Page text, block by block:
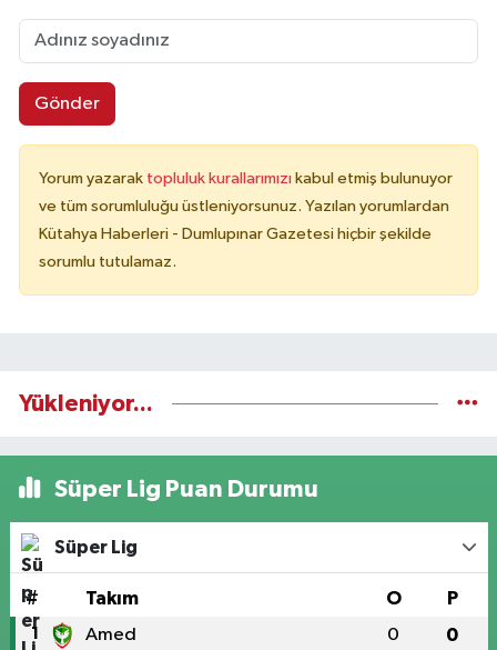
Gönder
Yorum yazarak topluluk kurallarımızı kabul etmiş bulunuyor
ve tüm sorumluluğu üstleniyorsunuz. Yazılan yorumlardan
Kütahya Haberleri - Dumlupınar Gazetesi hiçbir şekilde
sorumlu tutulamaz.
Yükleniyor...
Süper Lig Puan Durumu
Süper Lig
# Takım O P
1 Amed 0 0